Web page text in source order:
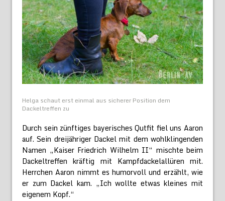
Helga schaut erst einmal aus sicherer Position dem
Dackeltreffen zu
Durch sein zünftiges bayerisches Qutfit fiel uns Aaron
auf. Sein dreijähriger Dackel mit dem wohlklingenden
Namen „Kaiser Friedrich Wilhelm II“ mischte beim
Dackeltreffen kräftig mit Kampfdackelallüren mit.
Herrchen Aaron nimmt es humorvoll und erzählt, wie
er zum Dackel kam. „Ich wollte etwas kleines mit
eigenem Kopf.“